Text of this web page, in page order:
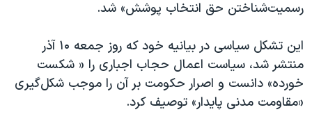
دادگاه حمید نوری
قانون شفافیت دارائی کادر رهبری ایران
اعتراضات مردمی آبان ۹۸
اسرائیل در جنگ
رسمیت‌شناختن حق انتخاب پوشش» شد.
این تشکل سیاسی در بیانیه خود که روز جمعه ۱۰ آذر
منتشر شد، سیاست اعمال حجاب اجباری را « شکست
خورده» دانست و اصرار حکومت بر آن را موجب شکل‌گیری
«مقاومت مدنی پایدار» توصیف کرد.